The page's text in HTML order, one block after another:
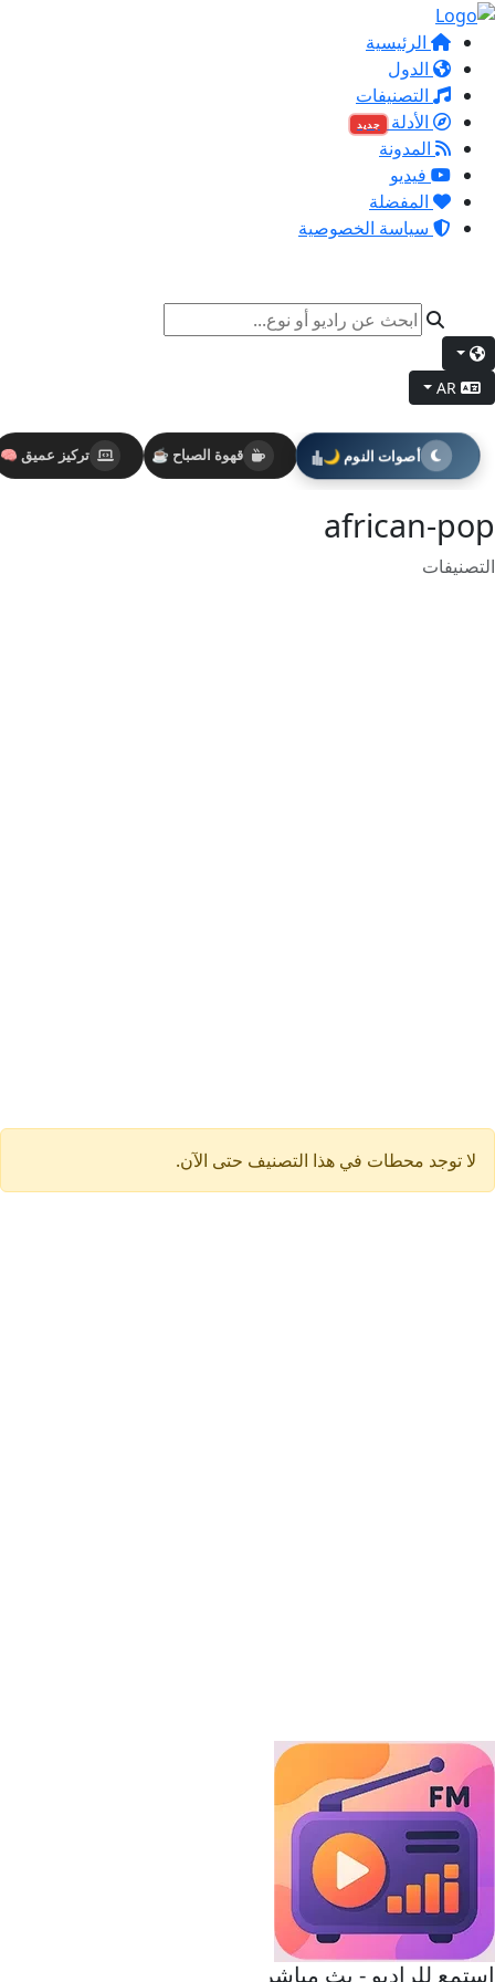
الرئيسية
الدول
التصنيفات
الأدلة
جديد
المدونة
فيديو
المفضلة
سياسة الخصوصية
قهوة الصباح ☕ تركيز عميق 🧠 أصوات النوم 🌙
african-pop
التصنيفات
لا توجد محطات في هذا التصنيف حتى الآن.
استمع للراديو - بث مباشر